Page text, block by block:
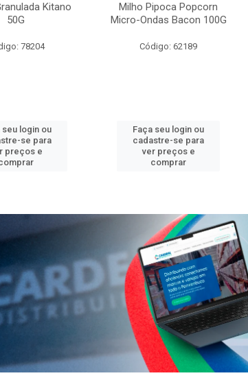
Kitano
50G
78204
seu login ou
se para
preços e
Milho Pipoca Popcorn
Micro-Ondas Bacon 100G
Código: 62189
Faça seu login ou
cadastre-se para
ver preços e
comprar